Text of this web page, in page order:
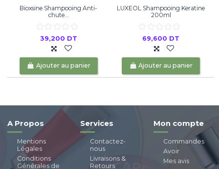
Bioxsine Shampooing Anti-
chute...
39,200 DT
Ajouter au panier
LUXEOL Shampooing Keratine
200ml
69,600 DT
Ajouter au panier
A Propos
Mentions
Légales
Conditions
Générales de
Services
Contactez-
nous
Livraisons &
Retours
Mon compte
Commandes
Avoir
Mes avis